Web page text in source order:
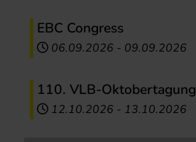
EBC Congress
06.09.2026 - 09.09.2026
110. VLB-Oktobertagung
12.10.2026 - 13.10.2026